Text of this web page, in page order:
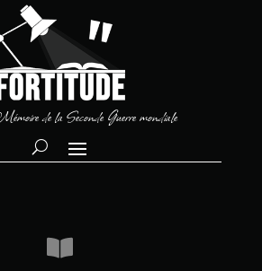
de la Seconde Guerre mondiale
